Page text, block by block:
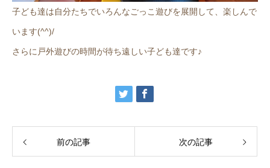
子ども達は自分たちでいろんなごっこ遊びを展開して、楽しんで
います(^^)/
さらに戸外遊びの時間が待ち遠しい子ども達です♪
前の記事 次の記事